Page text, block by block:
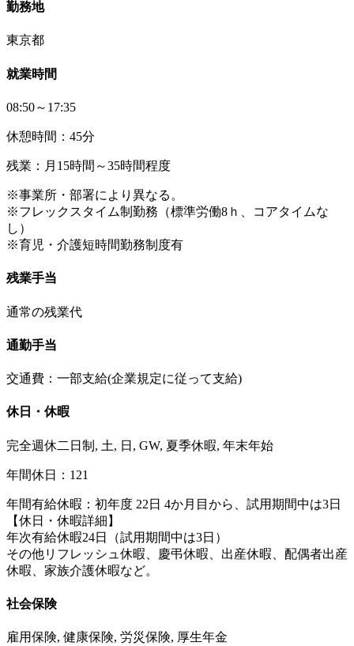
勤務地
東京都
就業時間
08:50～17:35
休憩時間：45分
残業：月15時間～35時間程度
※事業所・部署により異なる。
※フレックスタイム制勤務（標準労働8ｈ、コアタイムな
し）
※育児・介護短時間勤務制度有
残業手当
通常の残業代
通勤手当
交通費：一部支給(企業規定に従って支給)
休日・休暇
完全週休二日制, 土, 日, GW, 夏季休暇, 年末年始
年間休日：121
年間有給休暇：初年度 22日 4か月目から、試用期間中は3日
【休日・休暇詳細】
年次有給休暇24日（試用期間中は3日）
その他リフレッシュ休暇、慶弔休暇、出産休暇、配偶者出産
休暇、家族介護休暇など。
社会保険
雇用保険, 健康保険, 労災保険, 厚生年金